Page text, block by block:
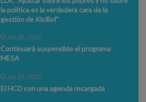
la política es la verdadera cara de la
gestión de Kicillof"
Jul 29, 2026
Continuará suspendido el programa
MESA
Jul 29, 2026
El HCD con una agenda recargada